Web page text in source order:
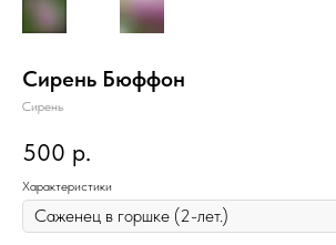
Сирень Бюффон
Сирень
500 р.
Характеристики